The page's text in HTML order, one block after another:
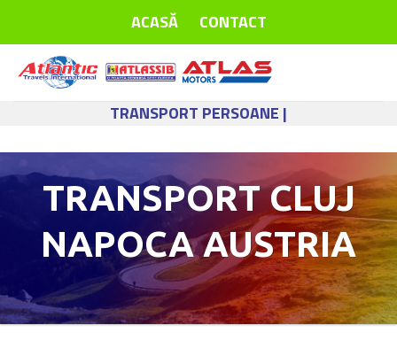
ACASĂ CONTACT
TRANSPORT PERSOANE |
TRANSPORT CLUJ
NAPOCA AUSTRIA